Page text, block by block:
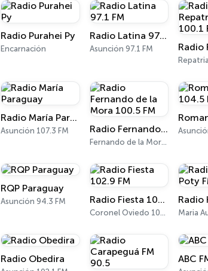
Radio Purahei Py
Encarnación
Radio Latina 97.1 FM
Asunción 97.1 FM
Radio María Paraguay
Asunción 107.3 FM Radio Fernando de la Mora 100.5 FM
Fernando de la Mora 100.5 FM
RQP Paraguay
Asunción 94.3 FM Radio Fiesta 102.9 FM
Coronel Oviedo 102.9 FM
Radio Obedira ABC